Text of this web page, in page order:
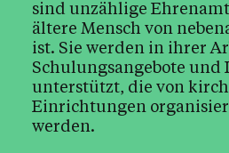
sind unzählige
ältere Mensch von
ist. Sie werden in ihrer
Schulungsangebote und
unterstützt, die von
Einrichtungen
werden.